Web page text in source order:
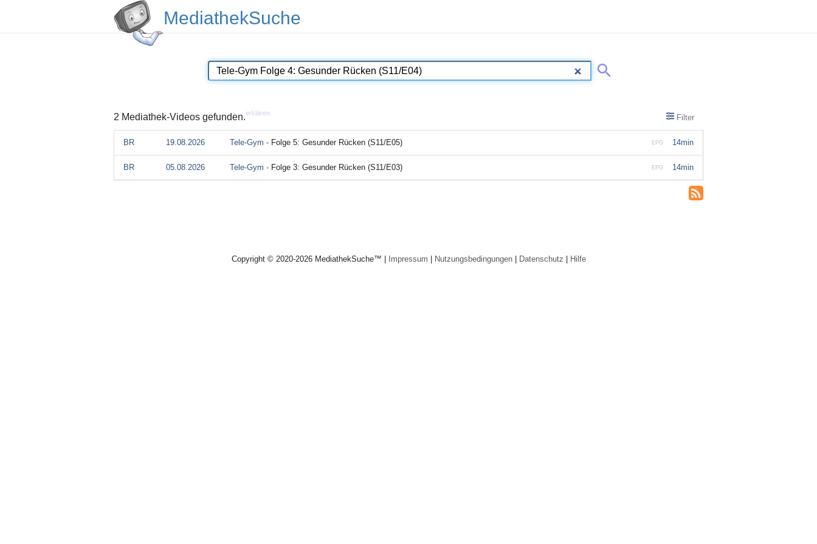
MediathekSuche
2 Mediathek-Videos gefunden.erklären Filter
14min
EPG
BR 19.08.2026 Tele-Gym - Folge 5: Gesunder Rücken (S11/E05)
14min
EPG
BR 05.08.2026 Tele-Gym - Folge 3: Gesunder Rücken (S11/E03)
Copyright © 2020-2026 MediathekSuche™ | Impressum | Nutzungsbedingungen| Datenschutz | Hilfe